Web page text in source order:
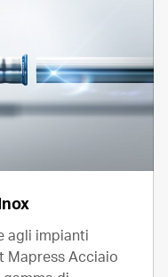
agli impianti
Mapress Acciaio